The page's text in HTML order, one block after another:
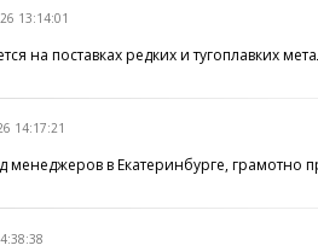
13:14:01
на поставках редких и тугоплавких
14:17:21
в Екатеринбурге, грамотно